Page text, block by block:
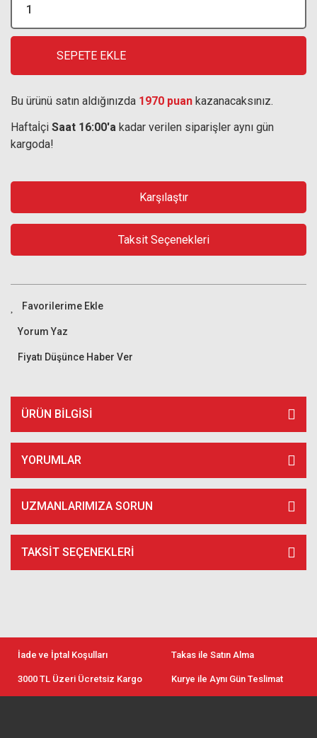
SEPETE EKLE
Bu ürünü satın aldığınızda 1970 puan kazanacaksınız.
Haftaİçi Saat 16:00'a kadar verilen siparişler aynı gün
kargoda!
Karşılaştır
Taksit Seçenekleri
Yorum Yaz
Fiyatı Düşünce Haber Ver
ÜRÜN BILGISI
YORUMLAR
UZMANLARIMIZA SORUN
TAKSIT SEÇENEKLERI
İade ve İptal Koşulları Takas ile Satın Alma
3000 TL Üzeri Ücretsiz Kargo Kurye ile Aynı Gün Teslimat